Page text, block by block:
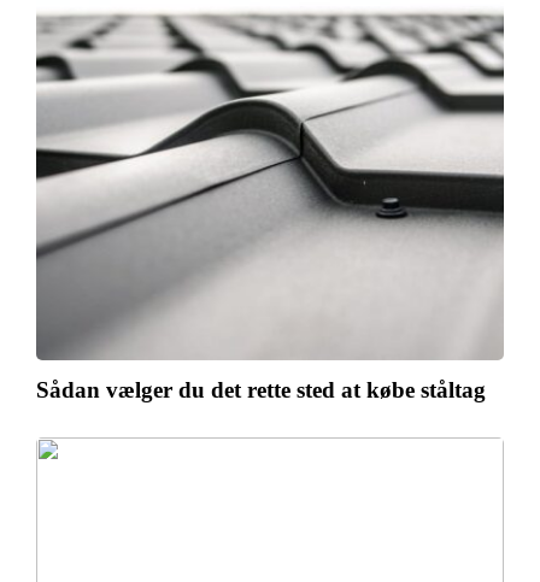
Sådan vælger du det rette sted at købe ståltag